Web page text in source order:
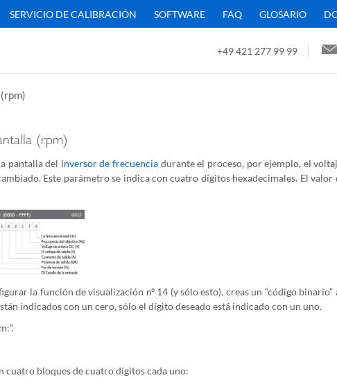
SERVICIO DE CALIBRACIÓN SOFTWARE FAQ GLOSARIO
+49 421 277 99 99
(rpm)
pantalla del inversor de frecuencia durante el proceso, por ejemplo, el
Este parámetro se indica con cuatro dígitos hexadecimales. El valor
la función de visualización nº 14 (y sólo esto), creas un “código
indicados con un cero, sólo el dígito deseado está indicado con un uno.
cuatro bloques de cuatro dígitos cada uno: